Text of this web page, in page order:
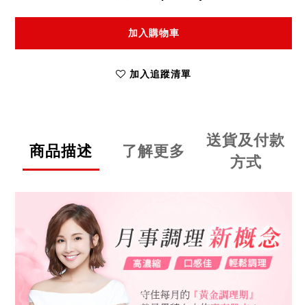
加入購物車
加入追蹤清單
商品描述 了解更多
送貨及付款
方式